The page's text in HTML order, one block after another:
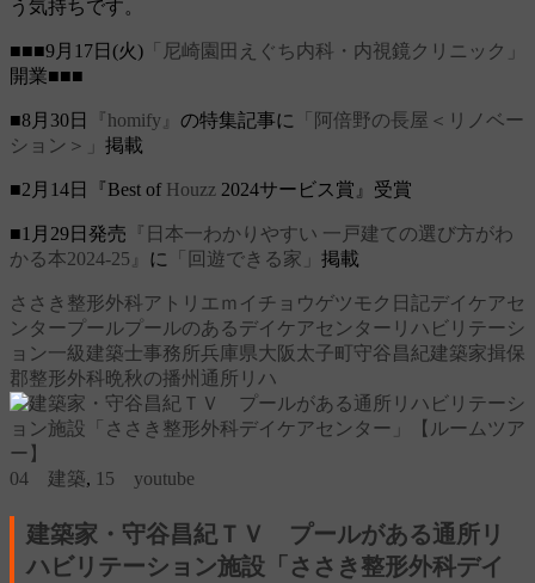
う気持ちです。
■■■9月17日(火) 「尼崎園田えぐち内科・内視鏡クリニック」
開業■■■
■8月30日 『homify』 の特集記事に
「阿倍野の長屋＜リノベー
ション＞」 掲載
■2月14日『Best of Houzz 2024サービス賞』受賞
■1月29日発売 『日本一わかりやすい 一戸建ての選び方がわ
かる本2024-25』 に 「回遊できる家」 掲載
ささき整形外科アトリエｍ イチョウゲツモク日記デイケアセ
ンタープールプールのあるデイケアセンター リハビリテーシ
ョン一級建築士事務所兵庫県大阪太子町守谷昌紀建築家揖保
郡整形外科晩秋の播州 通所リハ
04 建築, 15 youtube
建築家・守谷昌紀ＴＶ プールがある通所リ
ハビリテーション施設「ささき整形外科デイ